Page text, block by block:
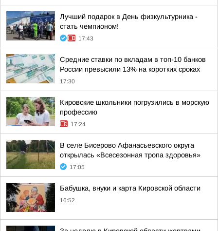
Лучший подарок в День физкультурника -
стать чемпионом!
17:43
Средние ставки по вкладам в топ-10 банков
России превысили 13% на коротких сроках
17:30
Кировские школьники погрузились в морскую
профессию
17:24
В селе Бисерово Афанасьевского округа
открылась «Всесезонная тропа здоровья»
17:05
Бабушка, внуки и карта Кировской области
16:52